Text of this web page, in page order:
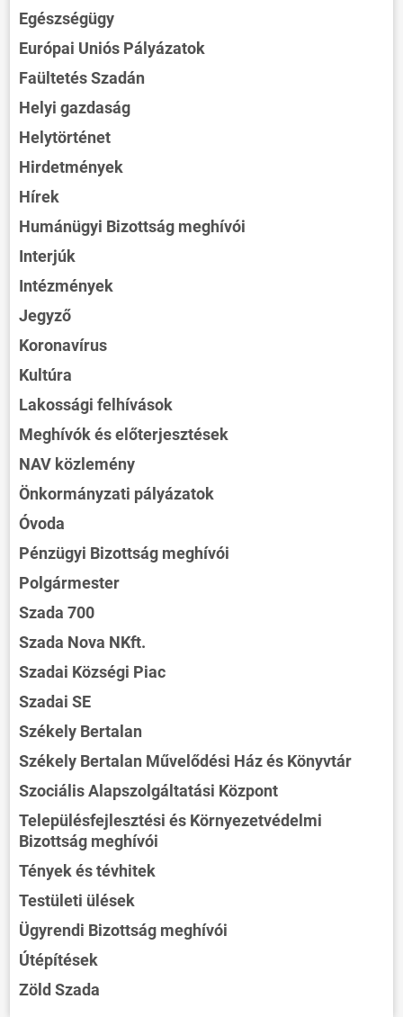
Egészségügy
Európai Uniós Pályázatok
Faültetés Szadán
Helyi gazdaság
Helytörténet
Hirdetmények
Hírek
Humánügyi Bizottság meghívói
Interjúk
Intézmények
Jegyző
Koronavírus
Kultúra
Lakossági felhívások
Meghívók és előterjesztések
NAV közlemény
Önkormányzati pályázatok
Óvoda
Pénzügyi Bizottság meghívói
Polgármester
Szada 700
Szada Nova NKft.
Szadai Községi Piac
Szadai SE
Székely Bertalan
Székely Bertalan Művelődési Ház és Könyvtár
Szociális Alapszolgáltatási Központ
Településfejlesztési és Környezetvédelmi
Bizottság meghívói
Tények és tévhitek
Testületi ülések
Ügyrendi Bizottság meghívói
Útépítések
Zöld Szada